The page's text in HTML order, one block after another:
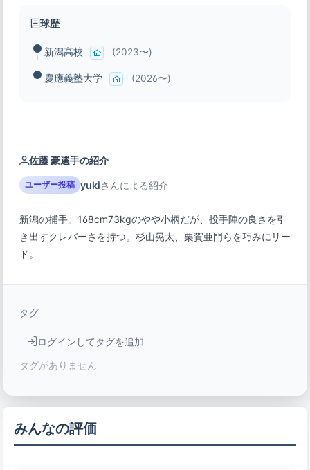
球歴
新潟高校 (2023〜)
慶應義塾大学 (2026〜)
佐藤 豪選手の紹介
ユーザー投稿 yukiさんによる紹介
新潟の捕手。168cm73kgのやや小柄だが、投手陣の良さを引
き出すクレバーさを持つ。杉山晃太、栗賀亜門らを巧みにリー
ド。
タグ
ログインしてタグを追加
タグがありません
みんなの評価